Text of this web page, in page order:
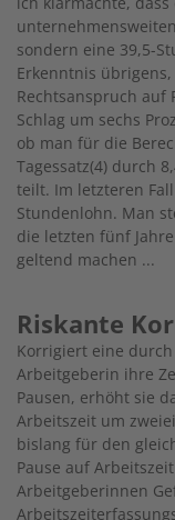
sondern eine 39,5-
Erkenntnis
Rechtsanspruch auf
Schlag um sechs
ob man für die
Tagessatz(4) durch
teilt. Im letzteren
Stundenlohn. Man
die letzten fünf
geltend machen ...
Riskante
Korrigiert eine
Arbeitgeberin ihre
Pausen, erhöht sie
Arbeitszeit um
bislang für den
Pause auf
Arbeitgeberinnen